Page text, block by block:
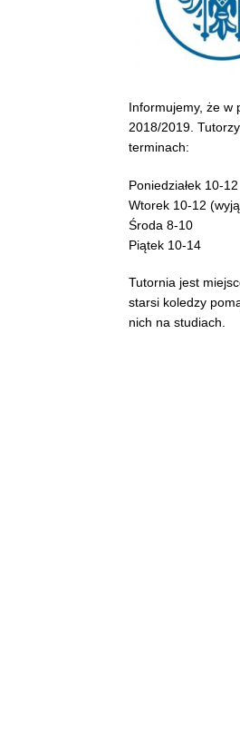
Informujemy, że w
2018/2019.
terminach:
Poniedziałek 10-12
Wtorek 10-12
Środa 8-10
Piątek 10-14
Tutornia jest
starsi koledzy
nich na studiach.